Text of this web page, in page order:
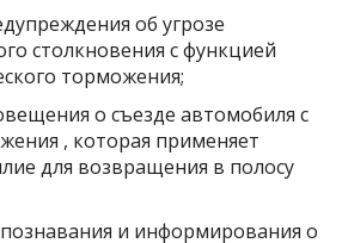
об угрозе
столкновения с функцией
торможения;
о съезде автомобиля с
, которая применяет
для возвращения в полосу
и информирования о